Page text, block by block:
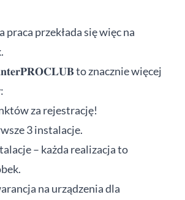
praca przekłada się więc na
to znacznie więcej
za rejestrację!
3 instalacje.
– każda realizacja to
na urządzenia dla